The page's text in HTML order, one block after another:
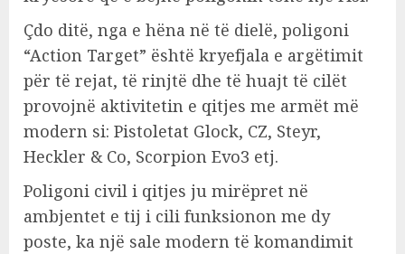
Çdo ditë, nga e hëna në të dielë, poligoni
“Action Target” është kryefjala e argëtimit
për të rejat, të rinjtë dhe të huajt të cilët
provojnë aktivitetin e qitjes me armët më
modern si: Pistoletat Glock, CZ, Steyr,
Heckler & Co, Scorpion Evo3 etj.
Poligoni civil i qitjes ju mirëpret në
ambjentet e tij i cili funksionon me dy
poste, ka një sale modern të komandimit